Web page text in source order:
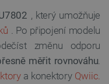
, který umožňuje
. Po připojení modelu
změnu odporu
měřit rovnováhu
a konektory Qwiic.